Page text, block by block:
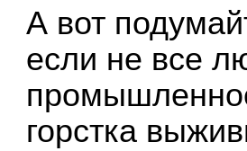
А вот
если не все
горстка